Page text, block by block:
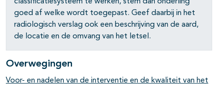
goed af welke wordt toegepast. Geef daarbij in het
radiologisch verslag ook een beschrijving van de aard,
de locatie en de omvang van het letsel.
Overwegingen
Voor- en nadelen van de interventie en de kwaliteit van het